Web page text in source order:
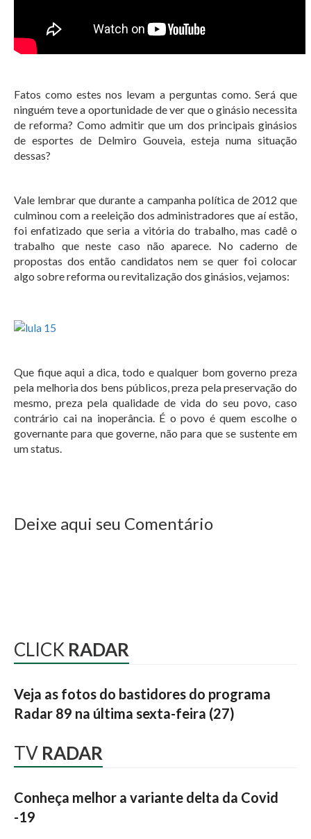
Fatos como estes nos levam a perguntas como. Será que
ninguém teve a oportunidade de ver que o ginásio necessita
de reforma? Como admitir que um dos principais ginásios
de esportes de Delmiro Gouveia, esteja numa situação
dessas?
Vale lembrar que durante a campanha política de 2012 que
culminou com a reeleição dos administradores que aí estão,
foi enfatizado que seria a vitória do trabalho, mas cadê o
trabalho que neste caso não aparece. No caderno de
propostas dos então candidatos nem se quer foi colocar
algo sobre reforma ou revitalização dos ginásios, vejamos:
Que fique aqui a dica, todo e qualquer bom governo preza
pela melhoria dos bens públicos, preza pela preservação do
mesmo, preza pela qualidade de vida do seu povo, caso
contrário cai na inoperância. É o povo é quem escolhe o
governante para que governe, não para que se sustente em
um status.
Deixe aqui seu Comentário
CLICK RADAR
Veja as fotos do bastidores do programa
Radar 89 na última sexta-feira (27)
TV RADAR
Conheça melhor a variante delta da Covid
-19